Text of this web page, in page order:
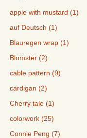
apple with mustard (1)
auf Deutsch (1)
Blauregen wrap (1)
Blomster (2)
cable pattern (9)
cardigan (2)
Cherry tale (1)
colorwork (25)
Connie Peng (7)